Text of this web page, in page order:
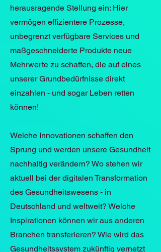
herausragende Stellung ein: Hier
vermögen effizientere Prozesse,
unbegrenzt verfügbare Services und
maßgeschneiderte Produkte neue
Mehrwerte zu schaffen, die auf eines
unserer Grundbedürfnisse direkt
einzahlen - und sogar Leben retten
können!
Welche Innovationen schaffen den
Sprung und werden unsere Gesundheit
nachhaltig verändern? Wo stehen wir
aktuell bei der digitalen Transformation
des Gesundheitswesens - in
Deutschland und weltweit? Welche
Inspirationen können wir aus anderen
Branchen transferieren? Wie wird das
Gesundheitssystem zukünftig vernetzt